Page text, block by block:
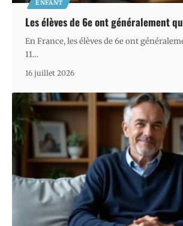
ENFANT
Les élèves de 6e ont généralement
En France, les élèves de 6e ont
11…
16 juillet 2026